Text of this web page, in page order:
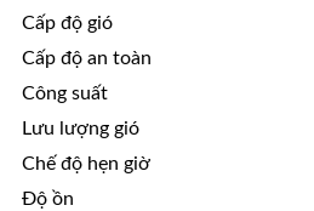
Cấp độ gió
Cấp độ an toàn
Công suất
Lưu lượng gió
Chế độ hẹn giờ
Độ ồn